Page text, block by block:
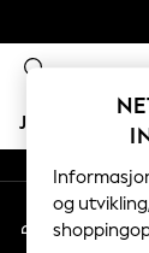
JENTER
GIRLS
New
50 -
An error
Min konto
Logg inn
og